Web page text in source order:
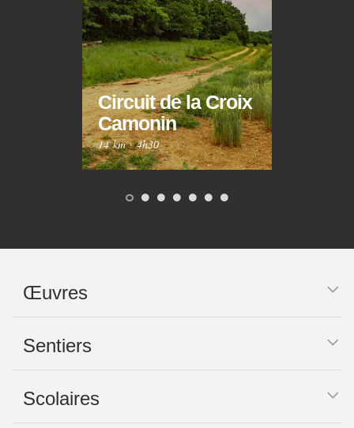
Circuit de la Croix
Camonin
14 km·4h30
Œuvres
Sentiers
Scolaires